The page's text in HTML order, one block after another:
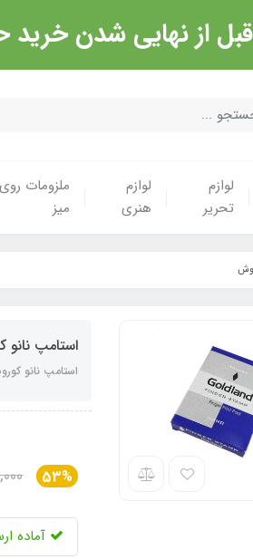
خرید حتما با شماره 09392489747
لوازم
تحریر
لوازم
هنری
ملزومات روی
میز
استامپ
استامپ نانو
53%
آماده